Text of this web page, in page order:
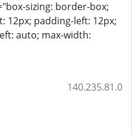
sizing: border-box;
12px; padding-left: 12px;
auto; max-width:
140.235.81.0